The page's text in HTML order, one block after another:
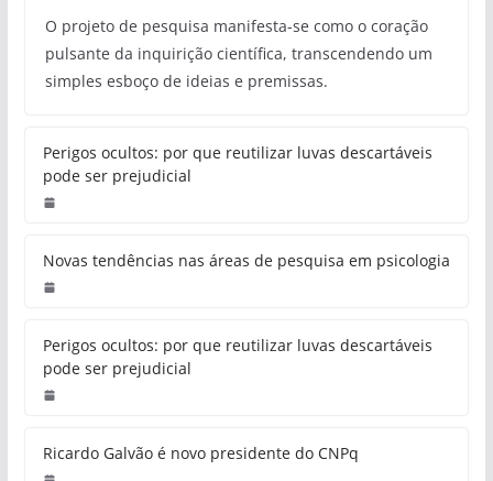
O projeto de pesquisa manifesta-se como o coração
pulsante da inquirição científica, transcendendo um
simples esboço de ideias e premissas.
Perigos ocultos: por que reutilizar luvas descartáveis
pode ser prejudicial
Novas tendências nas áreas de pesquisa em psicologia
Perigos ocultos: por que reutilizar luvas descartáveis
pode ser prejudicial
Ricardo Galvão é novo presidente do CNPq